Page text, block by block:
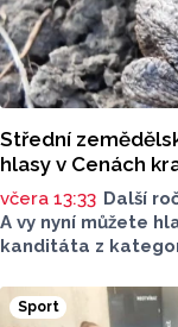
Střední
hlasy v Cenách
včera 13:33 Další
A vy nyní můžete
kanditáta z
v Přerově, která
v ochraně
Sport